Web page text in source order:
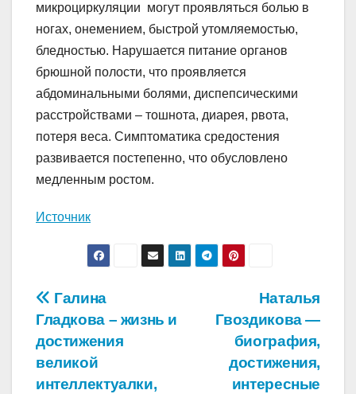
микроциркуляции могут проявляться болью в
ногах, онемением, быстрой утомляемостью,
бледностью. Нарушается питание органов
брюшной полости, что проявляется
абдоминальными болями, диспепсическими
расстройствами – тошнота, диарея, рвота,
потеря веса. Симптоматика средостения
развивается постепенно, что обусловлено
медленным ростом.
Источник
Навигация
по
записям
Наталья
Гвоздикова —
биография,
достижения,
интересные
Галина
Гладкова – жизнь и
достижения
великой
интеллектуалки,